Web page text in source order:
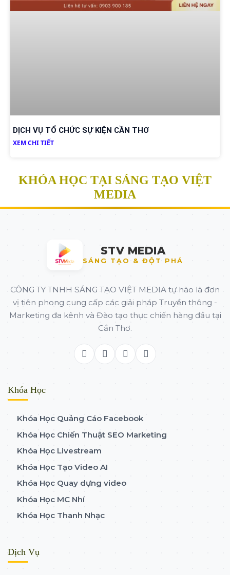
DỊCH VỤ TỔ CHỨC SỰ KIỆN CẦN THƠ
XEM CHI TIẾT
KHÓA HỌC TẠI SÁNG TẠO VIỆT
MEDIA
STV MEDIA
SÁNG TẠO & ĐỘT PHÁ
CÔNG TY TNHH SÁNG TẠO VIỆT MEDIA tự hào là đơn
vị tiên phong cung cấp các giải pháp Truyền thông -
Marketing đa kênh và Đào tạo thực chiến hàng đầu tại
Cần Thơ.
Khóa Học
Khóa Học Quảng Cáo Facebook
Khóa Học Chiến Thuật SEO Marketing
Khóa Học Livestream
Khóa Học Tạo Video AI
Khóa Học Quay dựng video
Khóa Học MC Nhí
Khóa Học Thanh Nhạc
Dịch Vụ